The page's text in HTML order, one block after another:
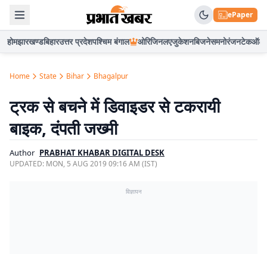
ePaper
होमझारखण्डबिहारउत्तर प्रदेशपश्चिम बंगाल ओरिजिनलएजुकेशनबिजनेसमनोरंजनटेकऑटो
Home State Bihar Bhagalpur
ट्रक से बचने में डिवाइडर से टकरायी
बाइक, दंपती जख्मी
Author PRABHAT KHABAR DIGITAL DESK
UPDATED: MON, 5 AUG 2019 09:16 AM (IST)
विज्ञापन